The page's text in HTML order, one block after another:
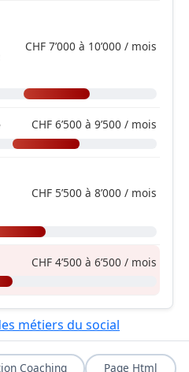
CHF 7’000 à 10’000 / mois
CHF 6’500 à 9’500 / mois
CHF 5’500 à 8’000 / mois
CHF 4’500 à 6’500 / mois
métiers du social
Coaching Page Html